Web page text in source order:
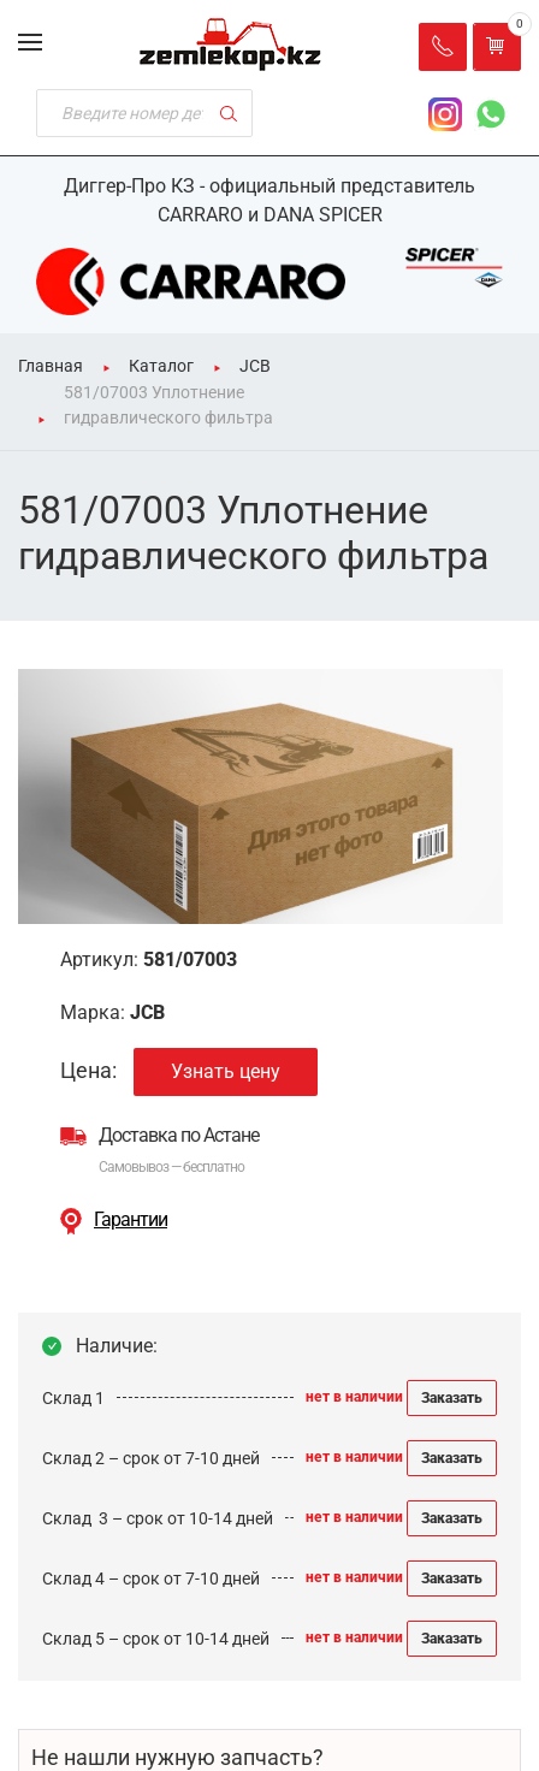
Диггер-Про КЗ - официальный представитель
CARRARO и DANA SPICER
0
Главная Каталог
JCB
581/07003 Уплотнение
гидравлического фильтра
581/07003 Уплотнение
гидравлического фильтра
Артикул: 581/07003
Марка: JCB
Цена: Узнать цену
Доставка по Астане
Самовывоз — бесплатно
Гарантии
Наличие:
Склад 1 нет в наличии Заказать
Склад 2 – срок от 7-10 дней нет в наличии Заказать
Cклад 3 – срок от 10-14 дней нет в наличии Заказать
Склад 4 – срок от 7-10 дней нет в наличии Заказать
Склад 5 – срок от 10-14 дней нет в наличии Заказать
Не нашли нужную запчасть?